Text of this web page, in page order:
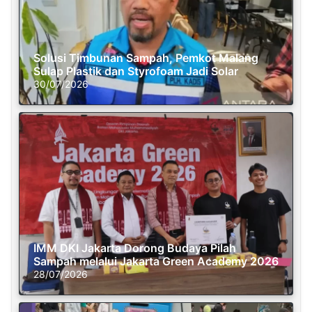
Solusi Timbunan Sampah, Pemkot Malang
Sulap Plastik dan Styrofoam Jadi Solar
30/07/2026
IMM DKI Jakarta Dorong Budaya Pilah
Sampah melalui Jakarta Green Academy 2026
28/07/2026